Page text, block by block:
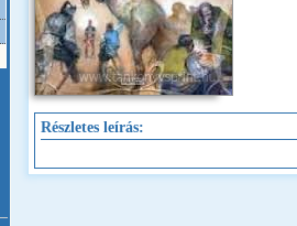
Részletes leírás: